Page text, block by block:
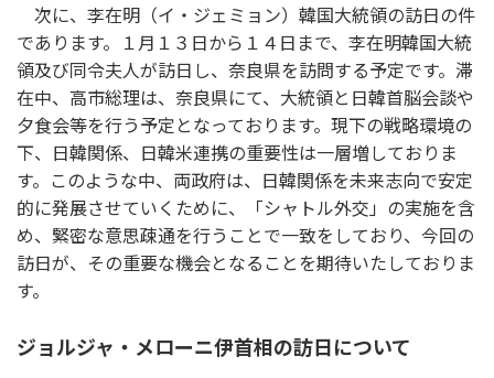
次に、李在明（イ・ジェミョン）韓国大統領の訪日の件
であります。１月１３日から１４日まで、李在明韓国大統
領及び同令夫人が訪日し、奈良県を訪問する予定です。滞
在中、高市総理は、奈良県にて、大統領と日韓首脳会談や
夕食会等を行う予定となっております。現下の戦略環境の
下、日韓関係、日韓米連携の重要性は一層増しておりま
す。このような中、両政府は、日韓関係を未来志向で安定
的に発展させていくために、「シャトル外交」の実施を含
め、緊密な意思疎通を行うことで一致をしており、今回の
訪日が、その重要な機会となることを期待いたしておりま
す。
ジョルジャ・メローニ伊首相の訪日について